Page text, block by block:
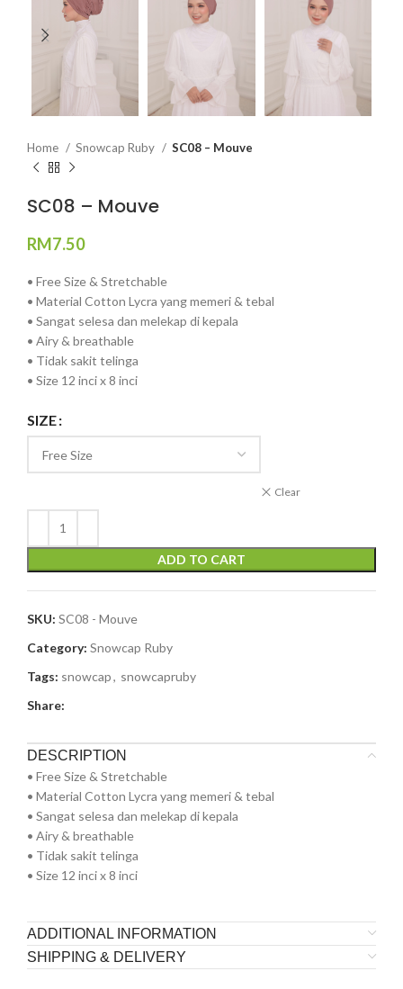
Home Snowcap Ruby SC08 – Mouve
SC08 – Mouve
RM7.50
• Free Size & Stretchable
• Material Cotton Lycra yang memeri & tebal
• Sangat selesa dan melekap di kepala
• Airy & breathable
• Tidak sakit telinga
• Size 12 inci x 8 inci
SIZE
Clear
ADD TO CART
SKU: SC08 - Mouve
Category: Snowcap Ruby
Tags: snowcap, snowcapruby
Share:
DESCRIPTION
• Free Size & Stretchable
• Material Cotton Lycra yang memeri & tebal
• Sangat selesa dan melekap di kepala
• Airy & breathable
• Tidak sakit telinga
• Size 12 inci x 8 inci
ADDITIONAL INFORMATION
SHIPPING & DELIVERY